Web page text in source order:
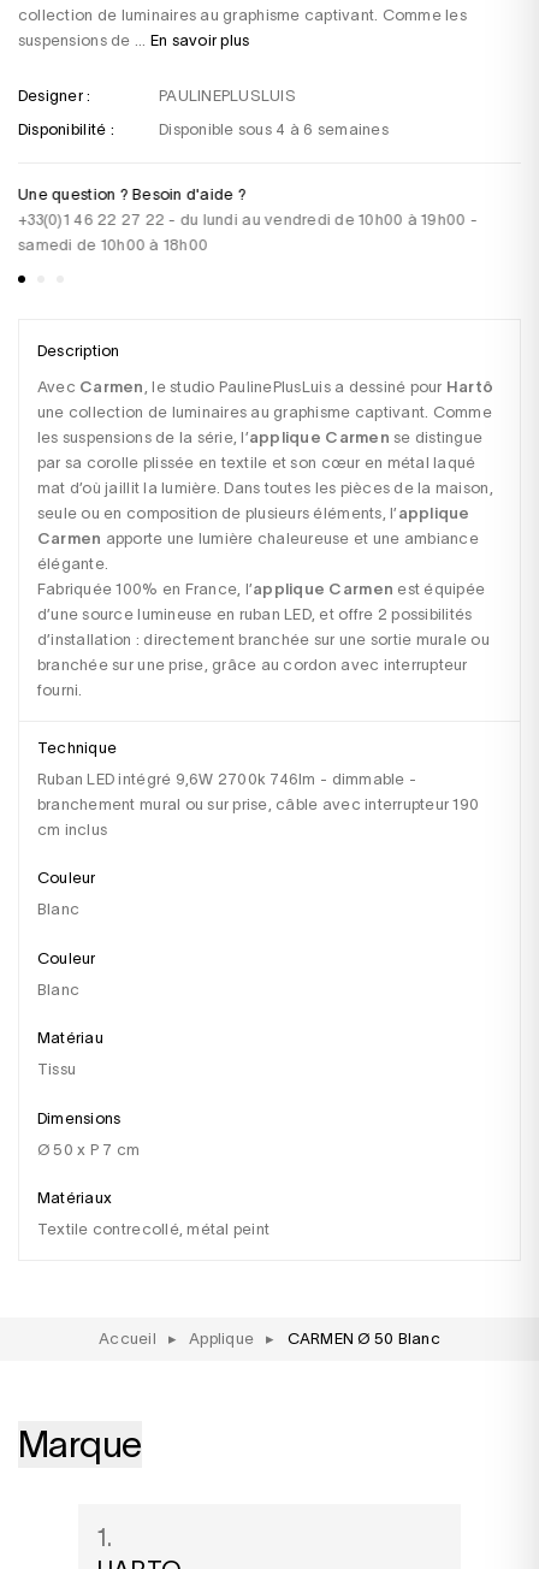
collection de luminaires au graphisme captivant. Comme les
suspensions de ... En savoir plus
Designer :
PAULINEPLUSLUIS
Disponibilité :
Disponible sous 4 à 6 semaines
Une question ? Besoin d'aide ?
+33(0)1 46 22 27 22 - du lundi au vendredi de 10h00 à 19h00 -
samedi de 10h00 à 18h00
Description
Avec Carmen , le studio PaulinePlusLuis a dessiné pour Hartô
une collection de luminaires au graphisme captivant. Comme
les suspensions de la série, l’applique Carmen se distingue
par sa corolle plissée en textile et son cœur en métal laqué
mat d’où jaillit la lumière. Dans toutes les pièces de la maison,
seule ou en composition de plusieurs éléments, l’ applique
Carmen apporte une lumière chaleureuse et une ambiance
élégante.
Fabriquée 100% en France, l’applique Carmen est équipée
d’une source lumineuse en ruban LED, et offre 2 possibilités
d’installation : directement branchée sur une sortie murale ou
branchée sur une prise, grâce au cordon avec interrupteur
fourni.
Technique
Ruban LED intégré 9,6W 2700k 746lm - dimmable -
branchement mural ou sur prise, câble avec interrupteur 190
cm inclus
Couleur
Blanc
Couleur
blanc
Matériau
tissu
Dimensions
Ø 50 x P 7 cm
Matériaux
Textile contrecollé, métal peint
Accueil ▸ Applique ▸ CARMEN Ø 50 Blanc
Marque
1.